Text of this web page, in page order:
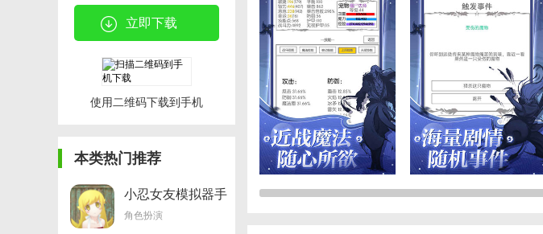
立即下载
使用二维码下载到手机
本类热门推荐
小忍女友模拟器手
游v1.3
角色扮演